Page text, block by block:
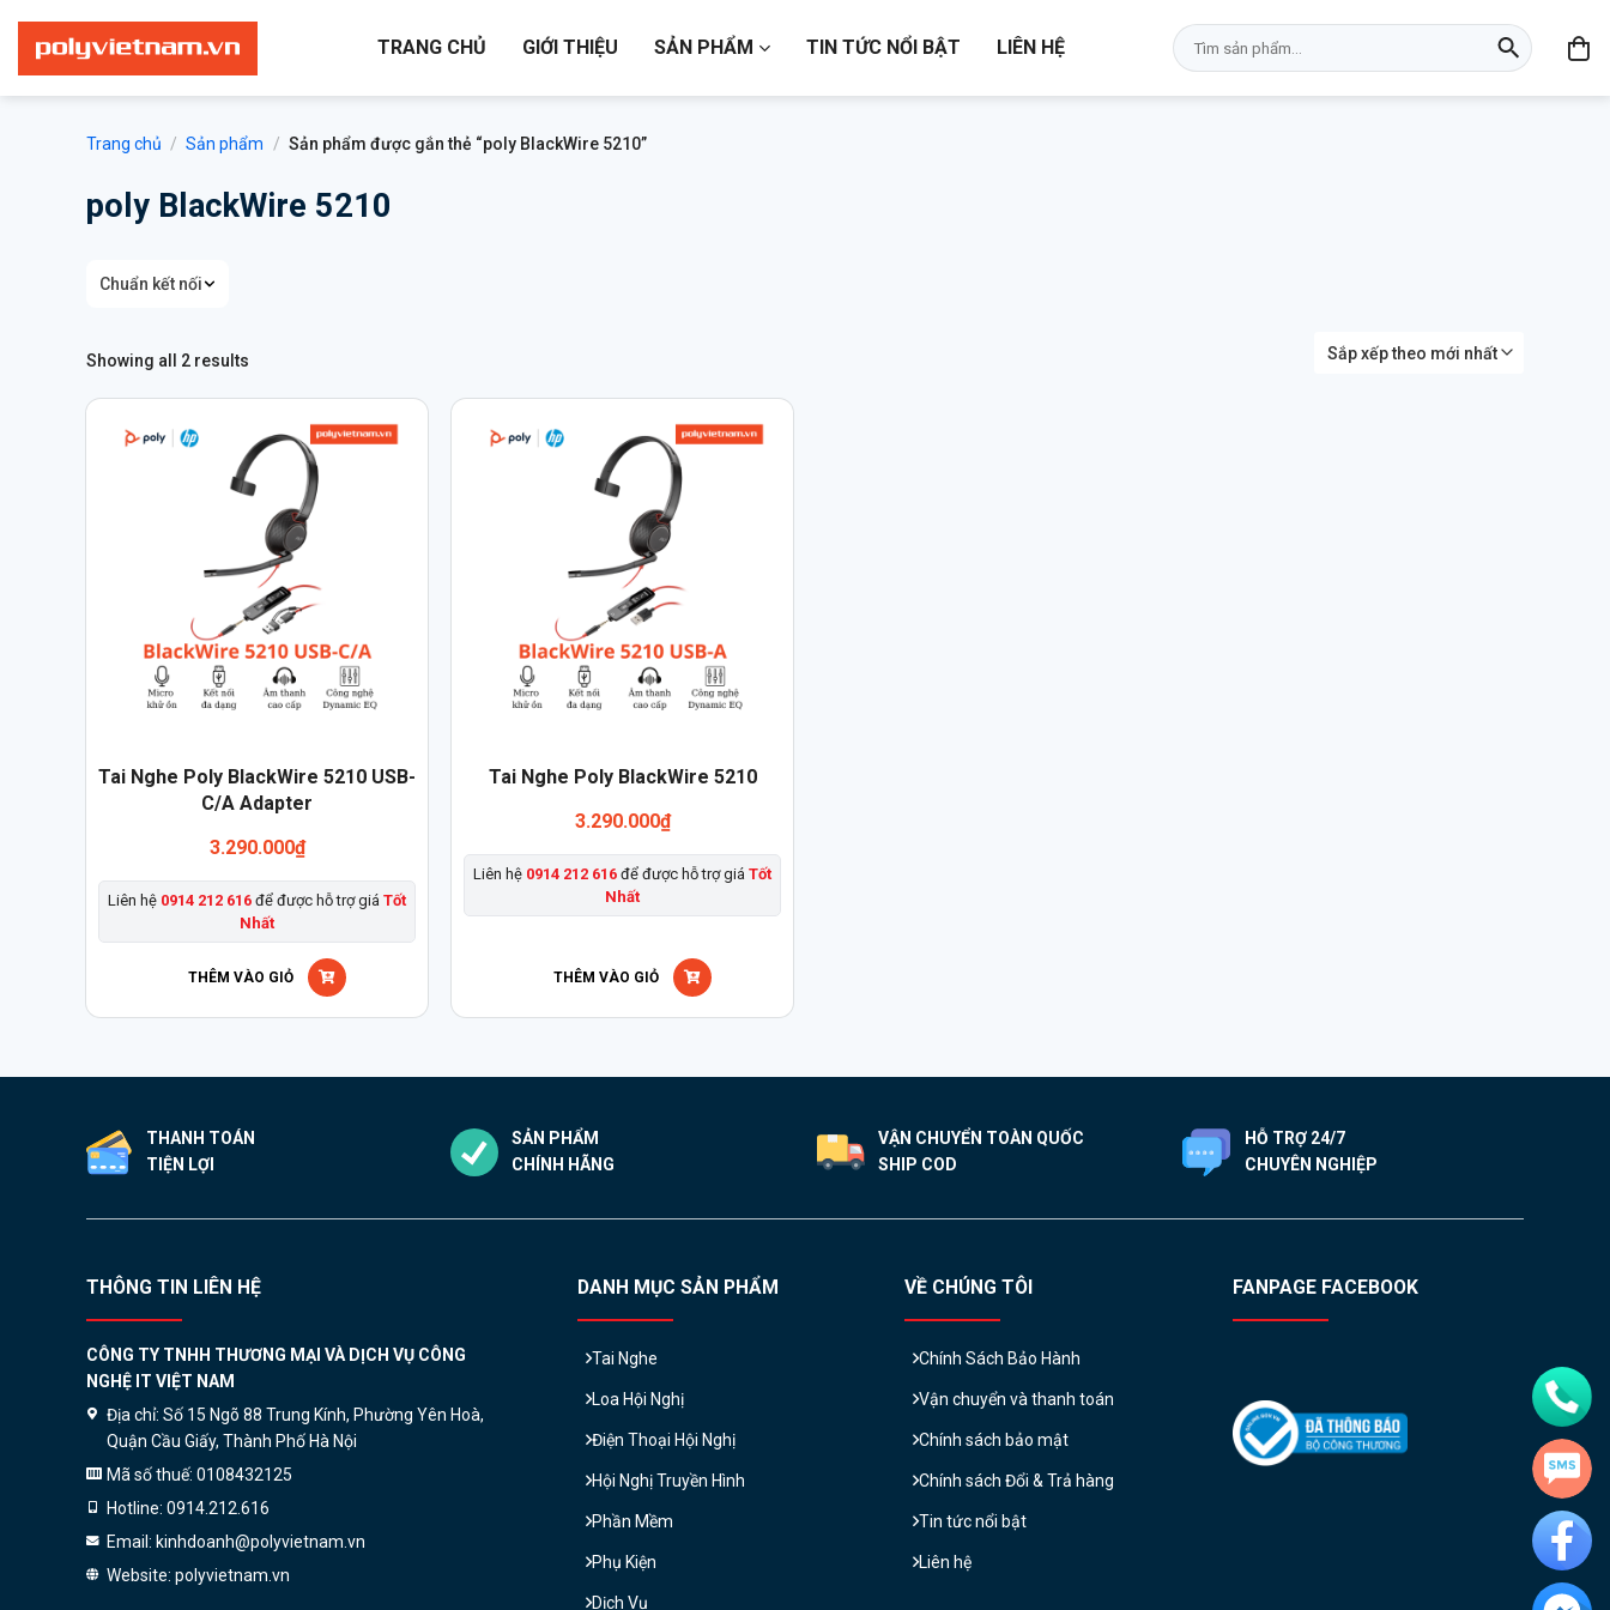
nội
dung
TRANG CHỦ GIỚI THIỆU SẢN PHẨM TIN TỨC NỔI BẬT LIÊN HỆ
Tìm
kiếm:
Trang chủ / Sản phẩm / Sản phẩm được gắn thẻ “poly BlackWire 5210”
poly BlackWire 5210
Chuẩn kết nối
Showing all 2 results
Tai Nghe Poly BlackWire 5210 USB-
C/A Adapter
3.290.000₫
Liên hệ 0914 212 616 để được hỗ trợ giá Tốt
Nhất
THÊM VÀO GIỎ
Tai Nghe Poly BlackWire 5210
3.290.000₫
Liên hệ 0914 212 616 để được hỗ trợ giá Tốt
Nhất
THÊM VÀO GIỎ
Sản
có
biến
được
chọn
trang
THANH TOÁN
TIỆN LỢI
SẢN PHẨM
CHÍNH HÃNG
VẬN CHUYỂN TOÀN QUỐC
SHIP COD
HỖ TRỢ 24/7
CHUYÊN NGHIỆP
THÔNG TIN LIÊN HỆ
CÔNG TY TNHH THƯƠNG MẠI VÀ DỊCH VỤ CÔNG
NGHỆ IT VIỆT NAM
Địa chỉ: Số 15 Ngõ 88 Trung Kính, Phường Yên Hoà,
Quận Cầu Giấy, Thành Phố Hà Nội
Mã số thuế: 0108432125
Hotline: 0914.212.616
Email: kinhdoanh@polyvietnam.vn
Website: polyvietnam.vn
DANH MỤC SẢN PHẨM
Tai Nghe
Loa Hội Nghị
Điện Thoại Hội Nghị
Hội Nghị Truyền Hình
Phần Mềm
Phụ Kiện
Dịch Vụ
VỀ CHÚNG TÔI
Chính Sách Bảo Hành
Vận chuyển và thanh toán
Chính sách bảo mật
Chính sách Đổi & Trả hàng
Tin tức nổi bật
Liên hệ
FANPAGE FACEBOOK